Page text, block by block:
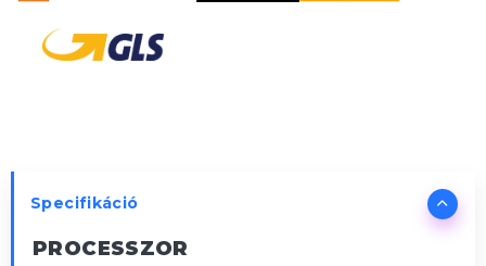
Specifikáció
PROCESSZOR